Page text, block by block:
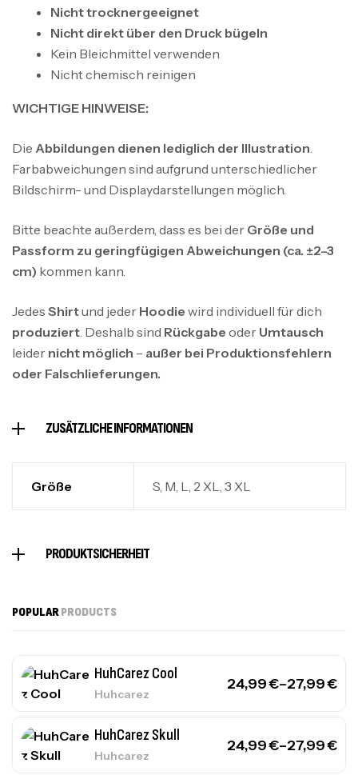
Nicht trocknergeeignet
Nicht direkt über den Druck bügeln
Kein Bleichmittel verwenden
Nicht chemisch reinigen
WICHTIGE HINWEISE:
Die Abbildungen dienen lediglich der Illustration.
Farbabweichungen sind aufgrund unterschiedlicher
Bildschirm- und Displaydarstellungen möglich.
Bitte beachte außerdem, dass es bei der Größe und
Passform zu geringfügigen Abweichungen (ca. ±2–3
cm) kommen kann.
Jedes Shirtund jeder Hoodie wird individuell für dich
produziert. Deshalb sind Rückgabe oder Umtausch
leider nicht möglich – außer bei Produktionsfehlern
oder Falschlieferungen.
ZUSÄTZLICHE INFORMATIONEN
Größe S, M, L, 2 XL, 3 XL
PRODUKTSICHERHEIT
POPULARPRODUCTS
HuhCarez Cool
Huhcarez
24,99€–27,99€
HuhCarez Skull
Huhcarez
24,99€–27,99€